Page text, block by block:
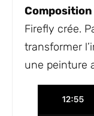
Composition
Firefly crée.
transformer
une peinture